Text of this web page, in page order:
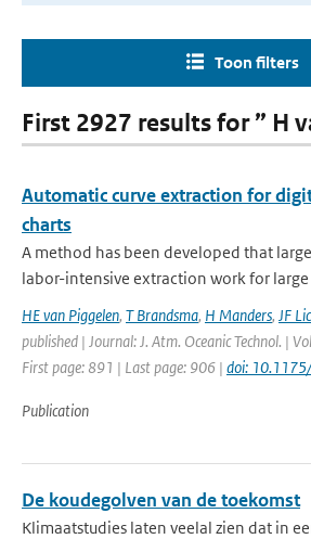
Toon filters
First 2927 results for ” H
Automatic curve extraction for
charts
A method has been developed that
labor-intensive extraction work for large
HE van Piggelen, T Brandsma, H Manders, JF
published | Journal: J. Atm. Oceanic Technol. |
First page: 891 | Last page: 906 | doi:
Publication
De koudegolven van de toekomst
Klimaatstudies laten veelal zien dat in